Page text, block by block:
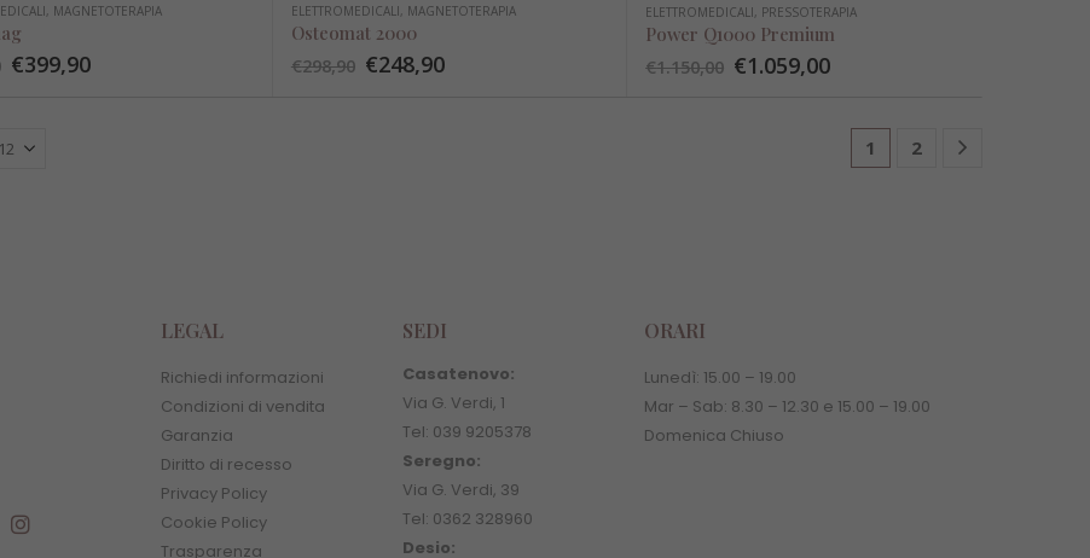
, MAGNETOTERAPIA
€399,90
ELETTROMEDICALI, MAGNETOTERAPIA
Osteomat 2000
€298,90 €248,90
ELETTROMEDICALI, PRESSOTERAPIA
Power Q1000 Premium
€1.150,00 €1.059,00
1 2
LEGAL
Richiedi informazioni
Condizioni di vendita
Garanzia
Diritto di recesso
Privacy Policy
Cookie Policy
Trasparenza
SEDI
Casatenovo:
Via G. Verdi, 1
Tel: 039 9205378
Seregno:
Via G. Verdi, 39
Tel: 0362 328960
Desio:
ORARI
Lunedì: 15.00 – 19.00
Mar – Sab: 8.30 – 12.30 e 15.00 – 19.00
Domenica Chiuso